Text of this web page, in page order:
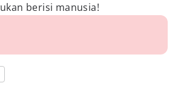
berisi manusia!